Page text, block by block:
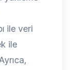
ile veri
ile